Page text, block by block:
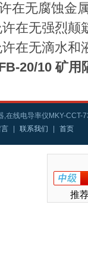
许在无腐蚀金
许在无强烈
许在无滴水
20/10 矿用
在线电导率仪MKY-CCT-
联系我们
首页
推